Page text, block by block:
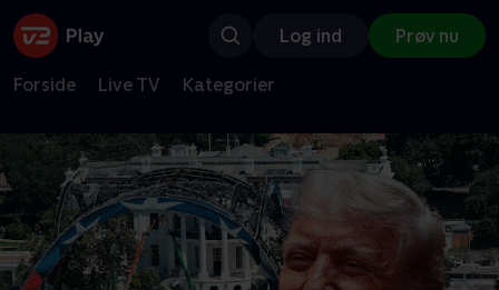
Log ind Prøv nu
Forside Live TV Kategorier